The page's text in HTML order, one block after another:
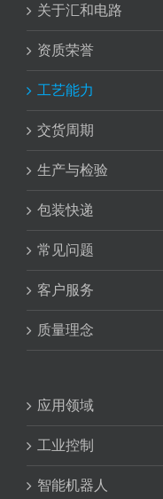
关于汇和电路
资质荣誉
工艺能力
交货周期
生产与检验
包装快递
常见问题
客户服务
质量理念
应用领域
工业控制
智能机器人